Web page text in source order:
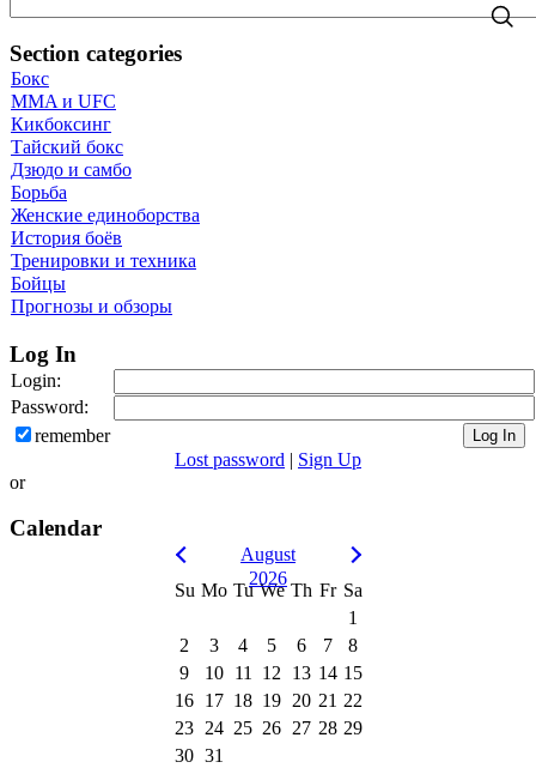
Section categories
Бокс
MMA и UFC
Кикбоксинг
Тайский бокс
Дзюдо и самбо
Борьба
Женские единоборства
История боёв
Тренировки и техника
Бойцы
Прогнозы и обзоры
Log In
Login:
Password:
remember
Lost password | Sign Up
or
Calendar
August
2026
Su Mo Tu We Th Fr Sa
1
2
3 4 5 6 7
8
9
10 11 12 13 14 15
16 17 18 19 20 21 22
23 24 25 26 27 28 29
30 31